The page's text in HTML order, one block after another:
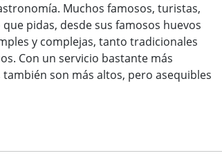
Muchos famosos, turistas,
pidas, desde sus famosos huevos
y complejas, tanto tradicionales
Con un servicio bastante más
son más altos, pero asequibles